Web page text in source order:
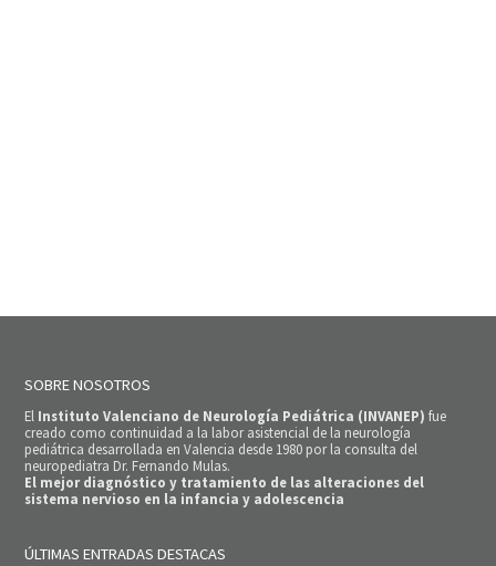
SOBRE NOSOTROS
El Instituto Valenciano de Neurología Pediátrica (INVANEP) fue
creado como continuidad a la labor asistencial de la neurología
pediátrica desarrollada en Valencia desde 1980 por la consulta del
neuropediatra Dr. Fernando Mulas.
El mejor diagnóstico y tratamiento de las alteraciones del
sistema nervioso en la infancia y adolescencia
ÚLTIMAS ENTRADAS DESTACAS